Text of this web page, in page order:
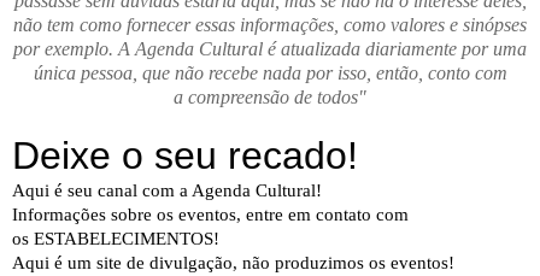
não tem como fornecer essas informações, como valores e sinópses
por exemplo. A Agenda Cultural é atualizada diariamente por uma
única pessoa, que não recebe nada por isso, então, conto com
a compreensão de todos"